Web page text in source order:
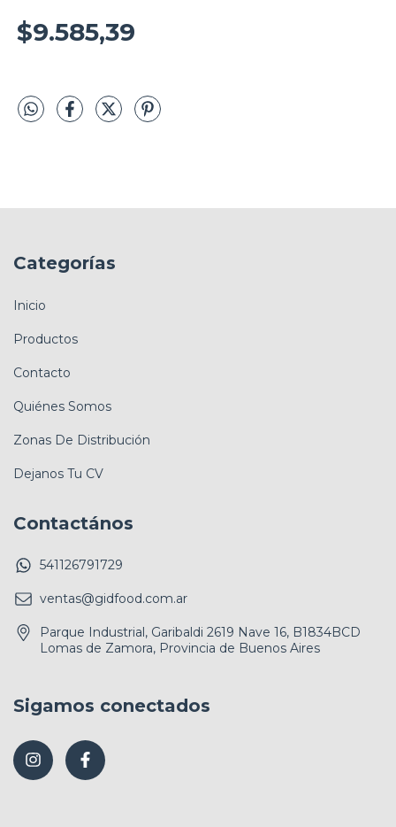
$9.585,39
Categorías
Inicio
Productos
Contacto
Quiénes Somos
Zonas De Distribución
Dejanos Tu CV
Contactános
541126791729
ventas@gidfood.com.ar
Parque Industrial, Garibaldi 2619 Nave 16, B1834BCD
Lomas de Zamora, Provincia de Buenos Aires
Sigamos conectados